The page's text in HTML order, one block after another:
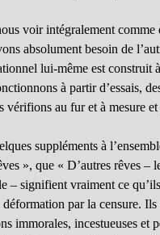
voir intégralement comme
absolument besoin de
lui-même est construit
à partir d’essais,
vérifions au fur et à mesure
suppléments à
», que « D’autres rêves –
– signifient vraiment ce
par la censure. Ils
immorales, incestueuses et